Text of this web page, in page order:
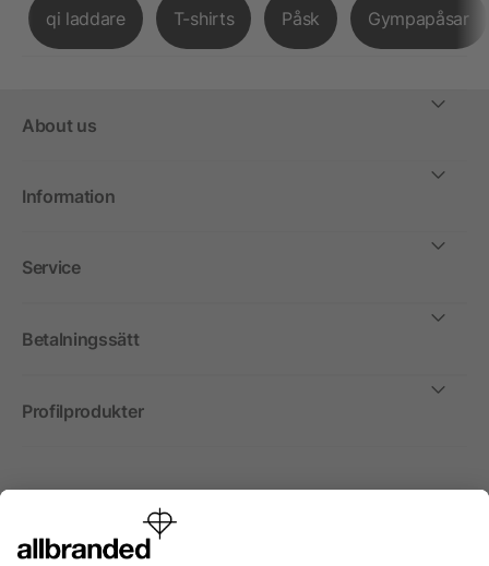
qi laddare T-shirts Påsk Gympapåsar
About us
Information
Service
Betalningssätt
Profilprodukter
Internationellt